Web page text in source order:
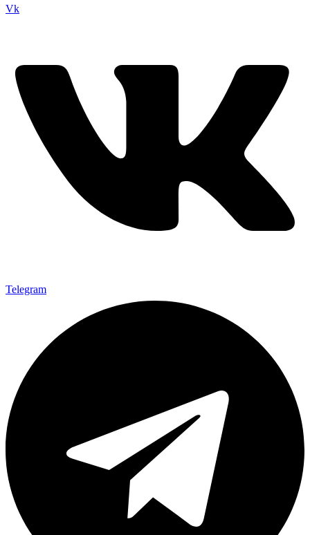
Vk
Telegram